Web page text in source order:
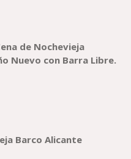
de Nochevieja
Nuevo con Barra Libre.
Barco Alicante